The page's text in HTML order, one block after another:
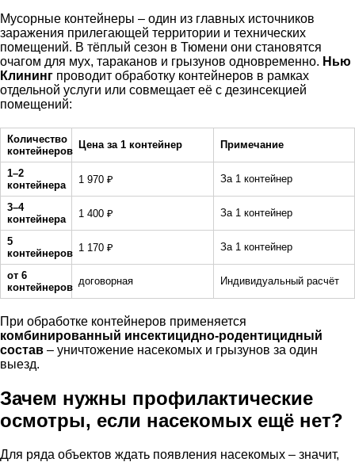
Мусорные контейнеры – один из главных источников
заражения прилегающей территории и технических
помещений. В тёплый сезон в Тюмени они становятся
очагом для мух, тараканов и грызунов одновременно. Нью
Клининг проводит обработку контейнеров в рамках
отдельной услуги или совмещает её с дезинсекцией
помещений:
Количество
контейнеров
Цена за 1 контейнер Примечание
1–2
контейнера
1 970 ₽ За 1 контейнер
3–4
контейнера
1 400 ₽ За 1 контейнер
5
контейнеров 1 170 ₽ За 1 контейнер
от 6
контейнеров
договорная Индивидуальный расчёт
При обработке контейнеров применяется
комбинированный инсектицидно-родентицидный
состав – уничтожение насекомых и грызунов за один
выезд.
Зачем нужны профилактические
осмотры, если насекомых ещё нет?
Для ряда объектов ждать появления насекомых – значит,